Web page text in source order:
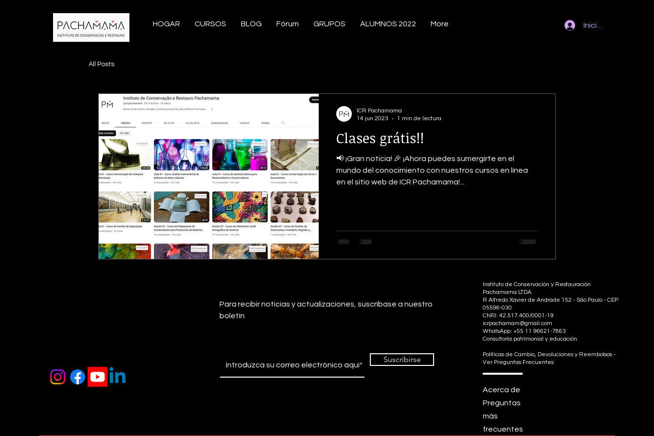
HOGAR CURSOS BLOG Fórum GRUPOS ALUMNOS 2022 More Iniciar sesión
All Posts
Clases grátis!!
📢 ¡Gran noticia! 🎉 ¡Ahora puedes sumergirte en el
mundo del conocimiento con nuestros cursos en línea
en el sitio web de ICR Pachamama!...
ICR Pachamama
14 jun 2023
1 min de lectura
Para recibir noticias y actualizaciones, suscríbase a nuestro
boletín
Suscribirse
Instituto de Conservación y Restauración
Pachamama LTDA
R Alfredo Xavier de Andrade 152 - São Paulo - CEP:
05596-030
CNPJ: 42.517.400/0001-19
icrpachamam@gmail.com
WhatsApp: +55 11 96621-7863
Consultoría patrimonial y educación
Políticas de Cambio, Devoluciones y Reembolsos -
Ver Preguntas Frecuentes
Acerca de
Preguntas
más
frecuentes